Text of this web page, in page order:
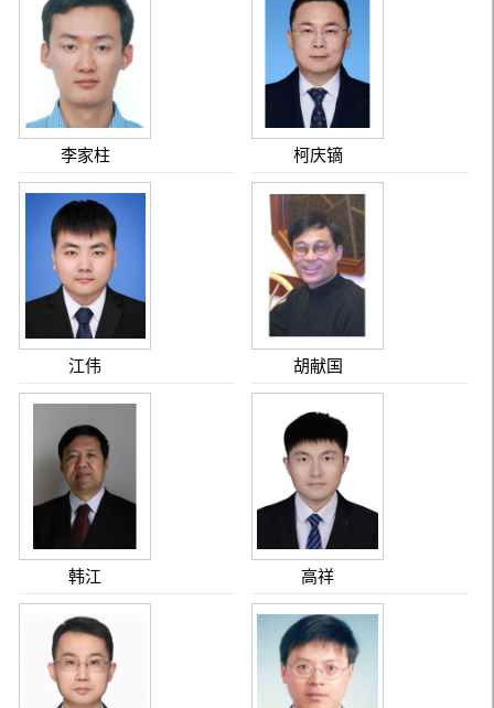
李家柱 柯庆镝
江伟 胡献国
韩江 高祥